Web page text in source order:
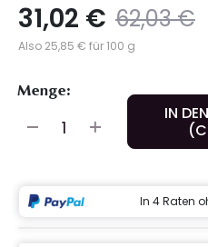
Preis
62,03 €
31,02 €
Also 25,85 € für 100 g
Menge:
IN
In 4 Raten